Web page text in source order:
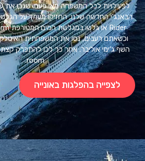
לכל המשפחה מאי פעם. שגרו את עצמכם
רעבים, נסו את המשפחתית האיטלקיה שלנו
room.
לצפייה בהפלגות באונייה